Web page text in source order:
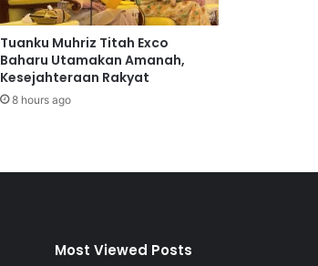
Tuanku Muhriz Titah Exco
Baharu Utamakan Amanah,
Kesejahteraan Rakyat
8 hours ago
Most Viewed Posts